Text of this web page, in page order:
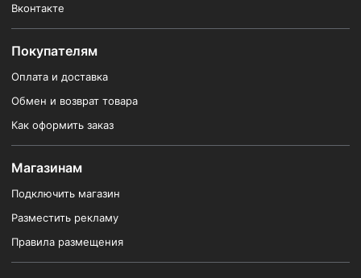
Вконтакте
Покупателям
Оплата и доставка
Обмен и возврат товара
Как оформить заказ
Магазинам
Подключить магазин
Разместить рекламу
Правила размещения